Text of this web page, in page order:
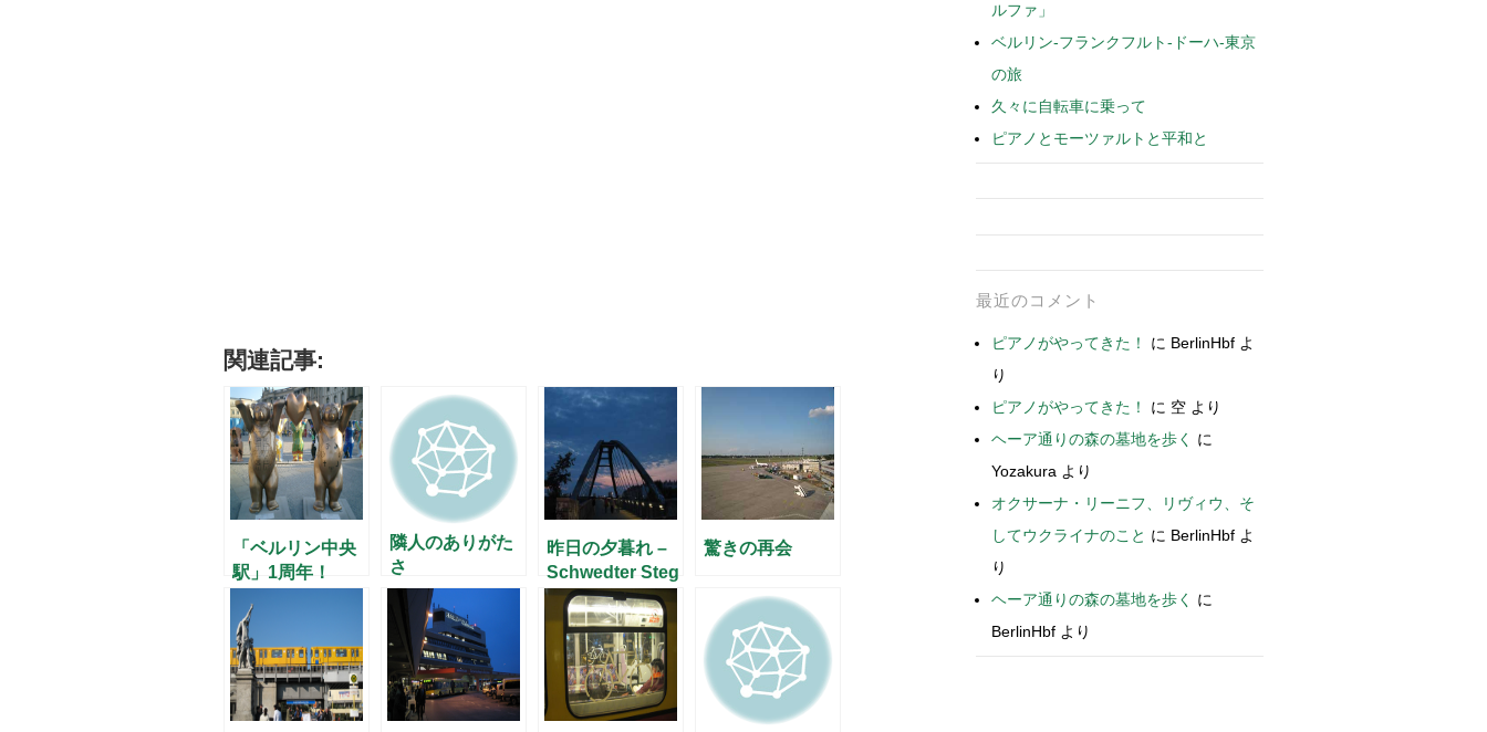
関連記事:
「ベルリン中央
駅」1周年！
隣人のありがた
さ
昨日の夕暮れ –
Schwedter Steg
にて –
驚きの再会
ルファ」
ベルリン-フランクフルト-ドーハ-東京
の旅
久々に自転車に乗って
ピアノとモーツァルトと平和と
最近のコメント
ピアノがやってきた！ に BerlinHbf よ
り
ピアノがやってきた！
に 空 より
ヘーア通りの森の墓地を歩く
に
Yozakura より
オクサーナ・リーニフ、リヴィウ、そ
してウクライナのこと に BerlinHbf よ
り
ヘーア通りの森の墓地を歩く
に
BerlinHbf より